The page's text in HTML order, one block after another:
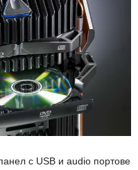
с USB и audio портове